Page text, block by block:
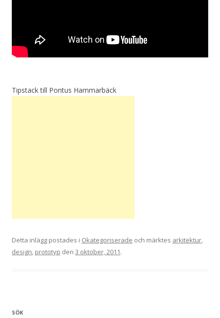
Tipstack till Pontus Hammarbäck
Detta inlägg postades i Okategoriserade och märktes arkitektur,
design, prototyp den 3 oktober, 2011.
SÖK